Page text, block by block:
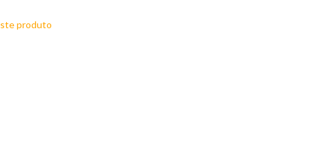
produto